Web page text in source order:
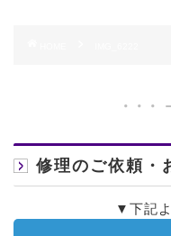
修理のご依頼・
▼下記